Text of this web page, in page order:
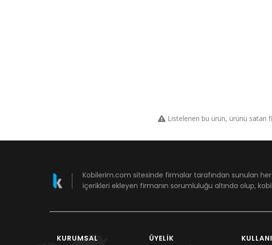
Listelenen bu ürün, ürünü satan
Kobilerim.com sitesinde firmalar tarafından sunulan
içerikleri ekleyen firmanın sorumluluğu altında olup,
KURUMSAL ÜYELIK